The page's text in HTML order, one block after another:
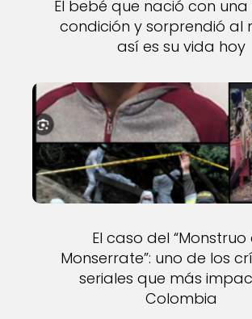
El bebé que nació con
condición y sorprendió al
así es su vida hoy
El caso del “Monstruo
Monserrate”: uno de los
seriales que más
Colombia